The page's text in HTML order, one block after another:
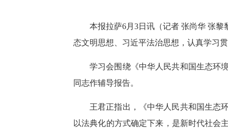
本报拉萨6月3日讯（记者 张尚华 张
态文明思想、习近平法治思想，认真学习
学习会围绕《中华人民共和国生态环
同志作辅导报告。
王君正指出，《中华人民共和国生态
以法典化的方式确定下来，是新时代社会